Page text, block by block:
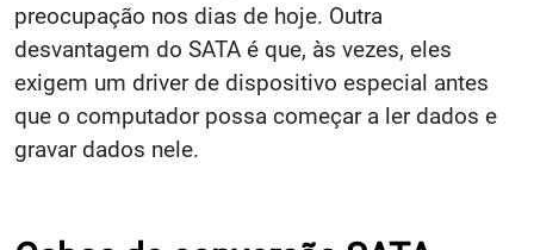
preocupação nos dias de hoje. Outra
desvantagem do SATA é que, às vezes, eles
exigem um driver de dispositivo especial antes
que o computador possa começar a ler dados e
gravar dados nele.